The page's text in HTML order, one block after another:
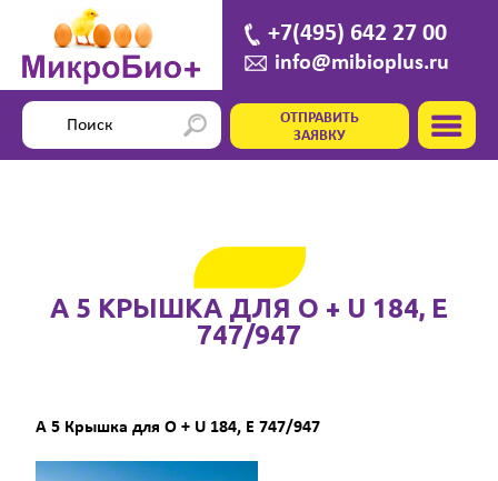
+7(495) 642 27 00
info@mibioplus.ru
ОТПРАВИТЬ
ЗАЯВКУ
A 5 КРЫШКА ДЛЯ O + U 184, E
747/947
A 5 Крышка для O + U 184, E 747/947